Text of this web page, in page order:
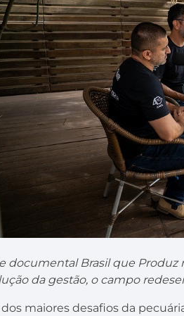
documental Brasil que Produz
da gestão, o campo
maiores desafios da